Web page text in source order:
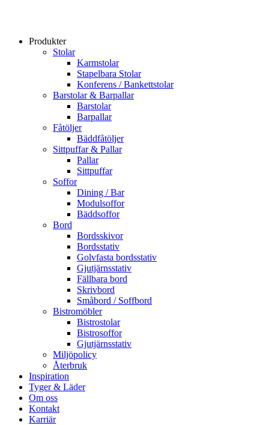
Produkter
Stolar
Karmstolar
Stapelbara Stolar
Konferens / Bankettstolar
Barstolar & Barpallar
Barstolar
Barpallar
Fåtöljer
Bäddfåtöljer
Sittpuffar & Pallar
Pallar
Sittpuffar
Soffor
Dining / Bar
Modulsoffor
Bäddsoffor
Bord
Bordsskivor
Bordsstativ
Golvfasta bordsstativ
Gjutjärnsstativ
Fällbara bord
Skrivbord
Småbord / Soffbord
Bistromöbler
Bistrostolar
Bistrosoffor
Gjutjärnsstativ
Miljöpolicy
Återbruk
Inspiration
Tyger & Läder
Om oss
Kontakt
Karriär